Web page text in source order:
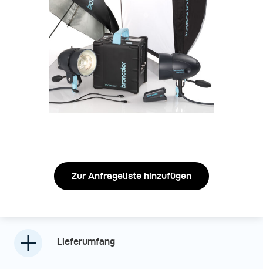
Zur Anfrageliste hinzufügen
Lieferumfang